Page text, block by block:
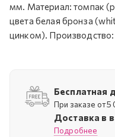
мм. Материал: томпак
цвета белая бронза
цинком). Производство:
Бесплатная
При заказе от
Доставка в
Подробнее